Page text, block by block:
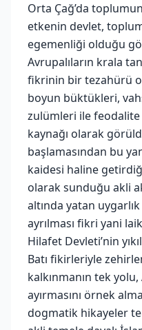
Orta Çağ’da
etkenin devlet,
egemenliği olduğu
Avrupalıların krala
fikrinin bir tezahürü
boyun büktükleri,
zulümleri ile
kaynağı olarak
başlamasından bu
kaidesi haline
olarak sunduğu akli
altında yatan
ayrılması fikri yani
Hilafet Devleti’nin
Batı fikirleriyle
kalkınmanın tek yolu,
ayırmasını örnek
dogmatik hikayeler